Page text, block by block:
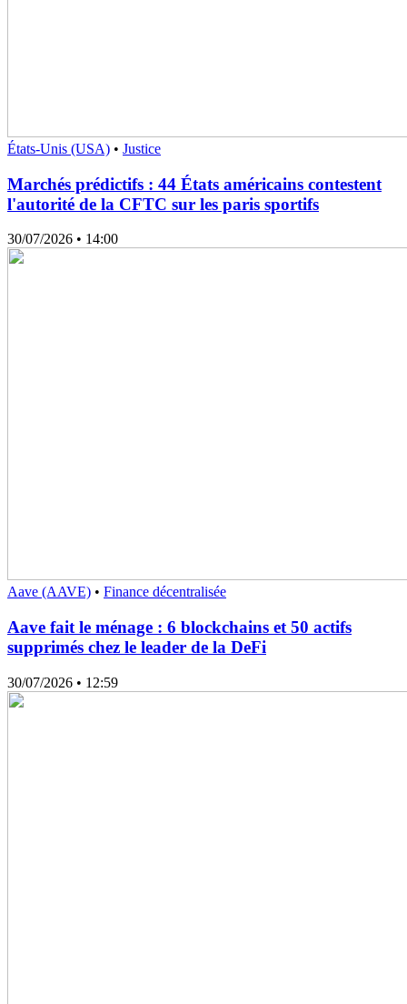
États-Unis (USA) • Justice
Marchés prédictifs : 44 États américains contestent
l'autorité de la CFTC sur les paris sportifs
30/07/2026 • 14:00
Aave (AAVE) • Finance décentralisée
Aave fait le ménage : 6 blockchains et 50 actifs
supprimés chez le leader de la DeFi
30/07/2026 • 12:59